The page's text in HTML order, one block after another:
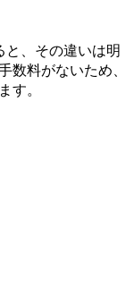
と、その違いは明
数料がないため、
す。